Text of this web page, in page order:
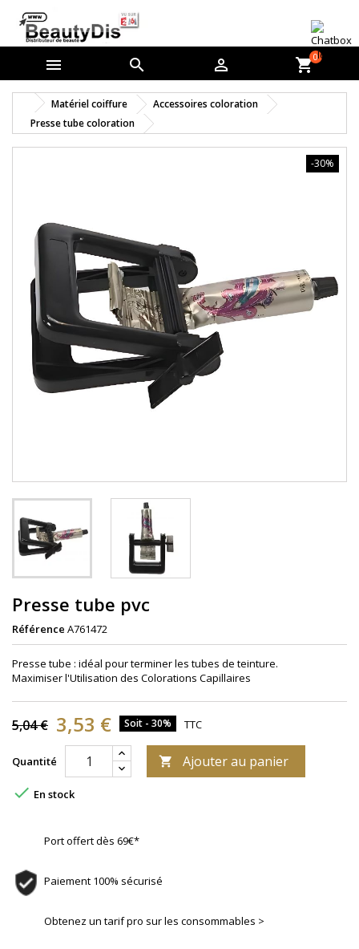
   shopping_cart0
Matériel coiffure
Accessoires coloration
Presse tube coloration
-30%
Presse tube pvc
Référence A761472
Presse tube : idéal pour terminer les tubes de teinture.
Maximiser l'Utilisation des Colorations Capillaires
5,04 € 3,53 € Soit - 30% TTC
Quantité  Ajouter au panier
 En stock
Port offert dès 69€*
Paiement 100% sécurisé
Obtenez un tarif pro sur les consommables >